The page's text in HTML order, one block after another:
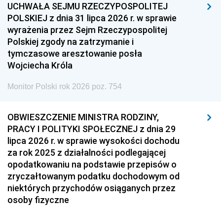
UCHWAŁA SEJMU RZECZYPOSPOLITEJ
POLSKIEJ z dnia 31 lipca 2026 r. w sprawie
wyrażenia przez Sejm Rzeczypospolitej
Polskiej zgody na zatrzymanie i
tymczasowe aresztowanie posła
Wojciecha Króla
Monitor Polski rok 2026 poz. 754
OBWIESZCZENIE MINISTRA RODZINY,
PRACY I POLITYKI SPOŁECZNEJ z dnia 29
lipca 2026 r. w sprawie wysokości dochodu
za rok 2025 z działalności podlegającej
opodatkowaniu na podstawie przepisów o
zryczałtowanym podatku dochodowym od
niektórych przychodów osiąganych przez
osoby fizyczne